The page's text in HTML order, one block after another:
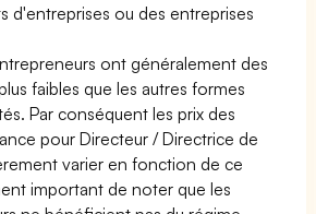
d'entreprises ou des entreprises
ont généralement des
faibles que les autres formes
Par conséquent les prix des
pour Directeur / Directrice de
varier en fonction de ce
important de noter que les